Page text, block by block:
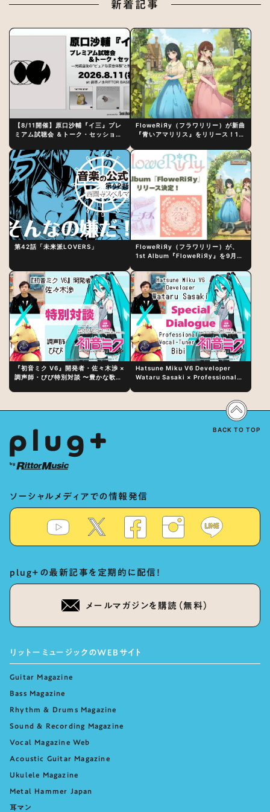
新着記事
【8/11開催】原口沙輔『イ三』プレ
ミアム試聴会 ＆トーク・セッション
制作秘話
FloweRiЯy（フラワリリー）が新曲
『青いアマリリス』をリリース！1st
第42話「未来派LOVERS」
FloweRiЯy（フラワリリー）が、
1st Album『FloweRiЯy』を9月23
『初音ミク V6』開発者・佐々木渉 ×
調声師・びび特別対談 〜豊かな歌声
Hatsune Miku V6 Developer
Wataru Sasaki × Professional
Vocal Expression Lies in “Love
for the singing characters” and
ソーシャルメディアでの情報発信
plug+の最新記事を定期的に配信！
メールマガジンを購読（無料）
リットーミュージックのWEBサイト
Guitar Magazine
Bass Magazine
Rhythm & Drums Magazine
Sound & Recording Magazine
Vocal Magazine Web
Acoustic Guitar Magazine
Ukulele Magazine
Metal Hammer Japan
耳マン
BACK TO TOP